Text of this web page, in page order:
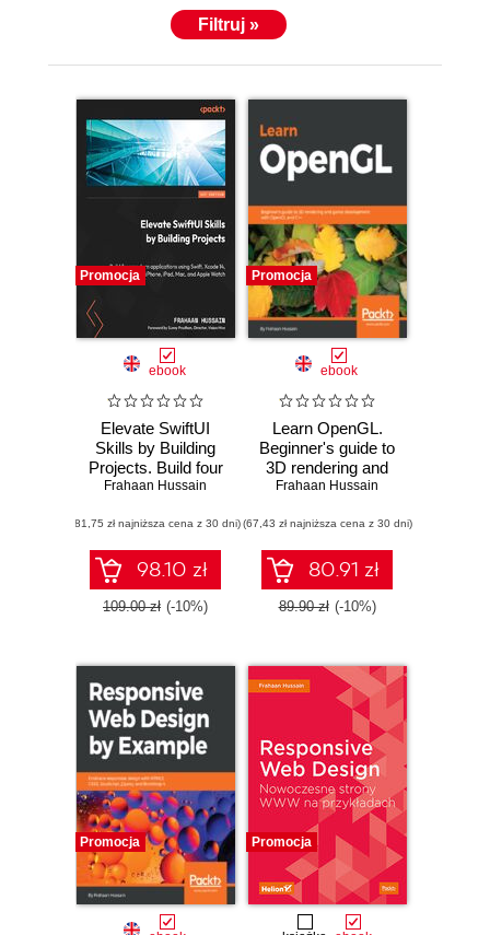
Filtruj »
Promocja
ebook
Elevate SwiftUI
Skills by Building
Projects. Build four
modern
Swift, Xcode 14,
and SwiftUI for
iPhone, iPad, Mac,
and Apple Watch
Frahaan Hussain
(81,75 zł najniższa cena z 30 dni)
98.10 zł
109.00 zł (-10%)
Promocja
ebook
Learn OpenGL.
Beginner's guide to
3D rendering and
game development
C++
Frahaan Hussain
(67,43 zł najniższa cena z 30 dni)
80.91 zł
89.90 zł (-10%)
Promocja Promocja